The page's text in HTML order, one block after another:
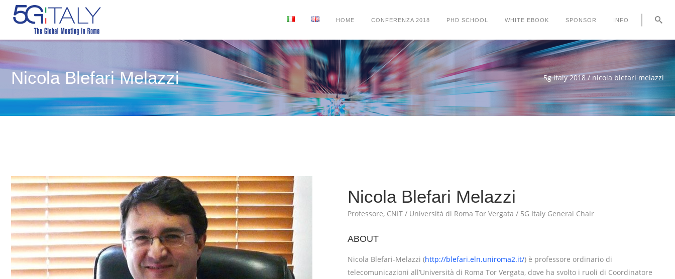
HOME CONFERENZA 2018 PHD SCHOOL WHITE EBOOK SPONSOR INFO
Nicola Blefari Melazzi 5g italy 2018 / nicola blefari melazzi
Nicola Blefari Melazzi
Professore, CNIT / Università di Roma Tor Vergata / 5G Italy General Chair
ABOUT
Nicola Blefari-Melazzi (http://blefari.eln.uniroma2.it/) è professore ordinario di
telecomunicazioni all’Università di Roma Tor Vergata, dove ha svolto i ruoli di Coordinatore